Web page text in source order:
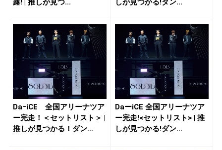
露! | 推しが見つ...
しが見つかる!ダン...
DaｰiCE 全国アリーナツア
ー完走！＜セットリスト＞ |
推しが見つかる！ダン...
DaーiCE 全国アリーナツア
ー完走!<セットリスト> | 推
しが見つかる!ダン...